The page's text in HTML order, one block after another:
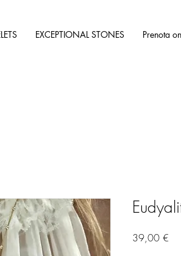
EXCEPTIONAL STONES Prenota
39,00 €